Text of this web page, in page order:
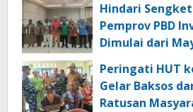
Lingkungan
Hindari
Pemprov PBD
Dimulai dari
Peringati HUT
Gelar Baksos
Ratusan